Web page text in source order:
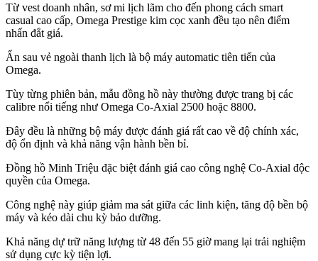
Từ vest doanh nhân, sơ mi lịch lãm cho đến phong cách smart
casual cao cấp, Omega Prestige kim cọc xanh đều tạo nên điểm
nhấn đắt giá.
Ẩn sau vẻ ngoài thanh lịch là bộ máy automatic tiên tiến của
Omega.
Tùy từng phiên bản, mẫu đồng hồ này thường được trang bị các
calibre nổi tiếng như Omega Co-Axial 2500 hoặc 8800.
Đây đều là những bộ máy được đánh giá rất cao về độ chính xác,
độ ổn định và khả năng vận hành bền bỉ.
Đồng hồ Minh Triệu đặc biệt đánh giá cao công nghệ Co-Axial độc
quyền của Omega.
Công nghệ này giúp giảm ma sát giữa các linh kiện, tăng độ bền bộ
máy và kéo dài chu kỳ bảo dưỡng.
Khả năng dự trữ năng lượng từ 48 đến 55 giờ mang lại trải nghiệm
sử dụng cực kỳ tiện lợi.